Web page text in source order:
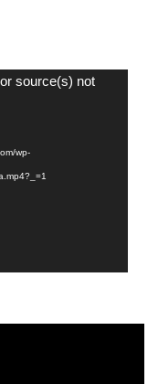
source(s) not
wp-